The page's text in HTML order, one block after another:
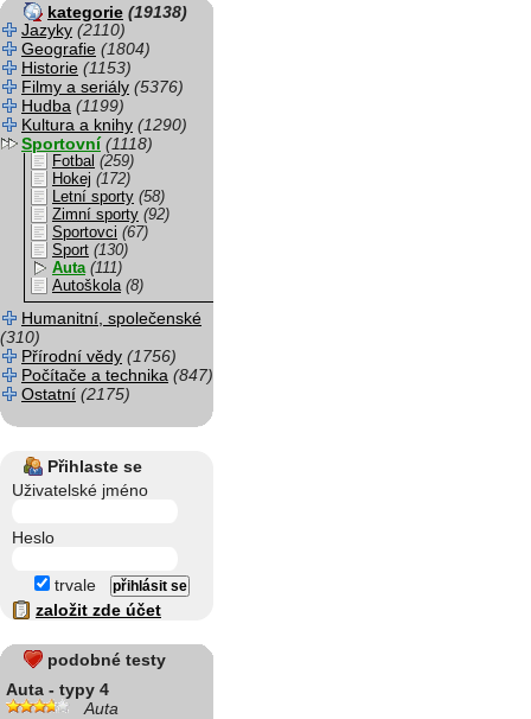
kategorie (19138)
Jazyky (2110)
Geografie (1804)
Historie (1153)
Filmy a seriály (5376)
Hudba (1199)
Kultura a knihy (1290)
Sportovní (1118)
Fotbal (259)
Hokej (172)
Letní sporty (58)
Zimní sporty (92)
Sportovci (67)
Sport (130)
Auta (111)
Autoškola (8)
Humanitní, společenské
(310)
Přírodní vědy (1756)
Počítače a technika (847)
Ostatní (2175)
Přihlaste se
Uživatelské jméno
Heslo
trvale
založit zde účet
podobné testy
Auta - typy 4
Auta